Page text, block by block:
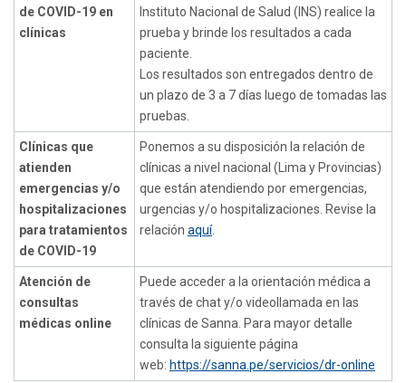
de COVID-19 en
clínicas
Instituto Nacional de Salud (INS) realice la
prueba y brinde los resultados a cada
paciente.
Los resultados son entregados dentro de
un plazo de 3 a 7 días luego de tomadas las
pruebas.
Clínicas que
atienden
emergencias y/o
hospitalizaciones
para tratamientos
de COVID-19
Ponemos a su disposición la relación de
clínicas a nivel nacional (Lima y Provincias)
que están atendiendo por emergencias,
urgencias y/o hospitalizaciones. Revise la
relación aquí.
Atención de
consultas
médicas online
Puede acceder a la orientación médica a
través de chat y/o videollamada en las
clínicas de Sanna. Para mayor detalle
consulta la siguiente página
web: https://sanna.pe/servicios/dr-online